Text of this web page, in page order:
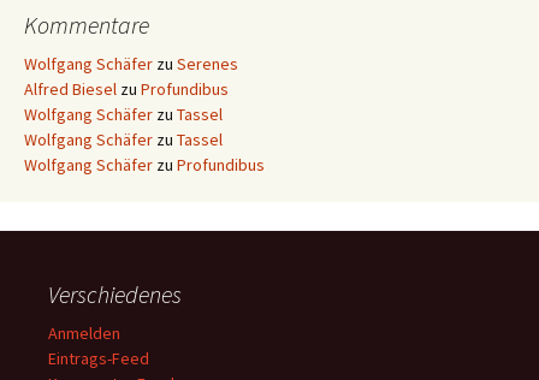
Kommentare
Wolfgang Schäfer zu Serenes
Alfred Biesel zu Profundibus
Wolfgang Schäfer zu Tassel
Wolfgang Schäfer zu Tassel
Wolfgang Schäfer zu Profundibus
Verschiedenes
Anmelden
Eintrags-Feed